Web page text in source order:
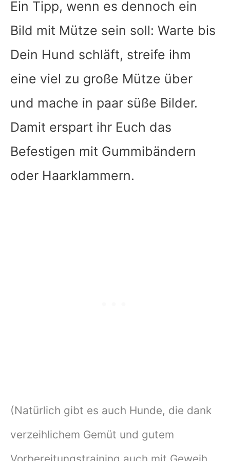
Ein Tipp, wenn es dennoch ein
Bild mit Mütze sein soll: Warte bis
Dein Hund schläft, streife ihm
eine viel zu große Mütze über
und mache in paar süße Bilder.
Damit erspart ihr Euch das
Befestigen mit Gummibändern
oder Haarklammern.
(Natürlich gibt es auch Hunde, die dank
verzeihlichem Gemüt und gutem